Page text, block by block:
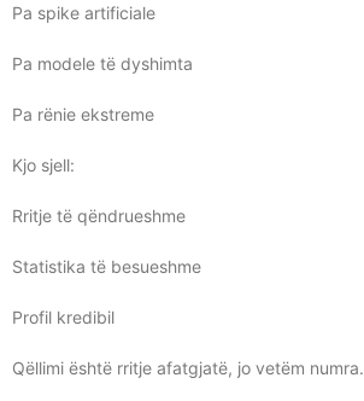
Pa spike artificiale
Pa modele të dyshimta
Pa rënie ekstreme
Kjo sjell:
Rritje të qëndrueshme
Statistika të besueshme
Profil kredibil
Qëllimi është rritje afatgjatë, jo vetëm numra.